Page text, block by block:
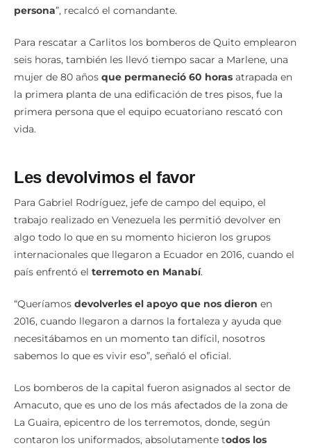
persona”, recalcó el comandante.
Para rescatar a Carlitos los bomberos de Quito emplearon
seis horas, también les llevó tiempo sacar a Marlene, una
mujer de 80 años que permaneció 60 horas atrapada en
la primera planta de una edificación de tres pisos, fue la
primera persona que el equipo ecuatoriano rescató con
vida.
Les devolvimos el favor
Para Gabriel Rodríguez, jefe de campo del equipo, el
trabajo realizado en Venezuela les permitió devolver en
algo todo lo que en su momento hicieron los grupos
internacionales que llegaron a Ecuador en 2016, cuando el
país enfrentó el terremoto en Manabí.
“Queríamos devolverles el apoyo que nos dieron en
2016, cuando llegaron a darnos la fortaleza y ayuda que
necesitábamos en un momento tan difícil, nosotros
sabemos lo que es vivir eso”, señaló el oficial.
Los bomberos de la capital fueron asignados al sector de
Amacuto, que es uno de los más afectados de la zona de
La Guaira, epicentro de los terremotos, donde, según
contaron los uniformados, absolutamente todos los